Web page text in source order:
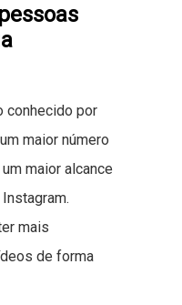
conhecido por
maior número
maior alcance
mais
de forma